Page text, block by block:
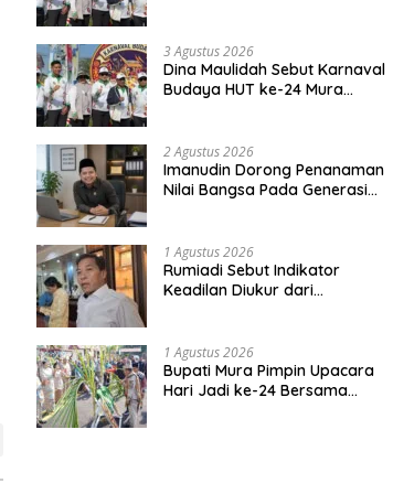
3 Agustus 2026
Dina Maulidah Sebut Karnaval
Budaya HUT ke-24 Mura
2 Agustus 2026
Imanudin Dorong Penanaman
Nilai Bangsa Pada Generasi
1 Agustus 2026
Rumiadi Sebut Indikator
Keadilan Diukur dari
1 Agustus 2026
Bupati Mura Pimpin Upacara
Hari Jadi ke-24 Bersama